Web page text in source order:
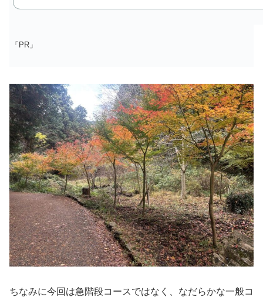
「PR」
ちなみに今回は急階段コースではなく、なだらかな一般コ